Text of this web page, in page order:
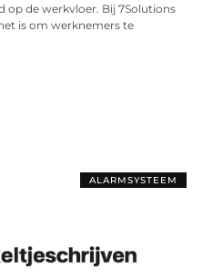
op de werkvloer. Bij 7Solutions
is om werknemers te
ALARMSYSTEEM